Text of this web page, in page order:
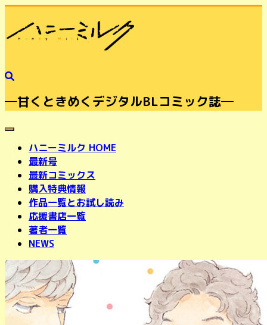
─甘くときめくデジタルBLコミック誌─
toggle navigation
ハニーミルク HOME
最新号
最新コミックス
購入特典情報
作品一覧とお試し読み
応援書店一覧
著者一覧
NEWS